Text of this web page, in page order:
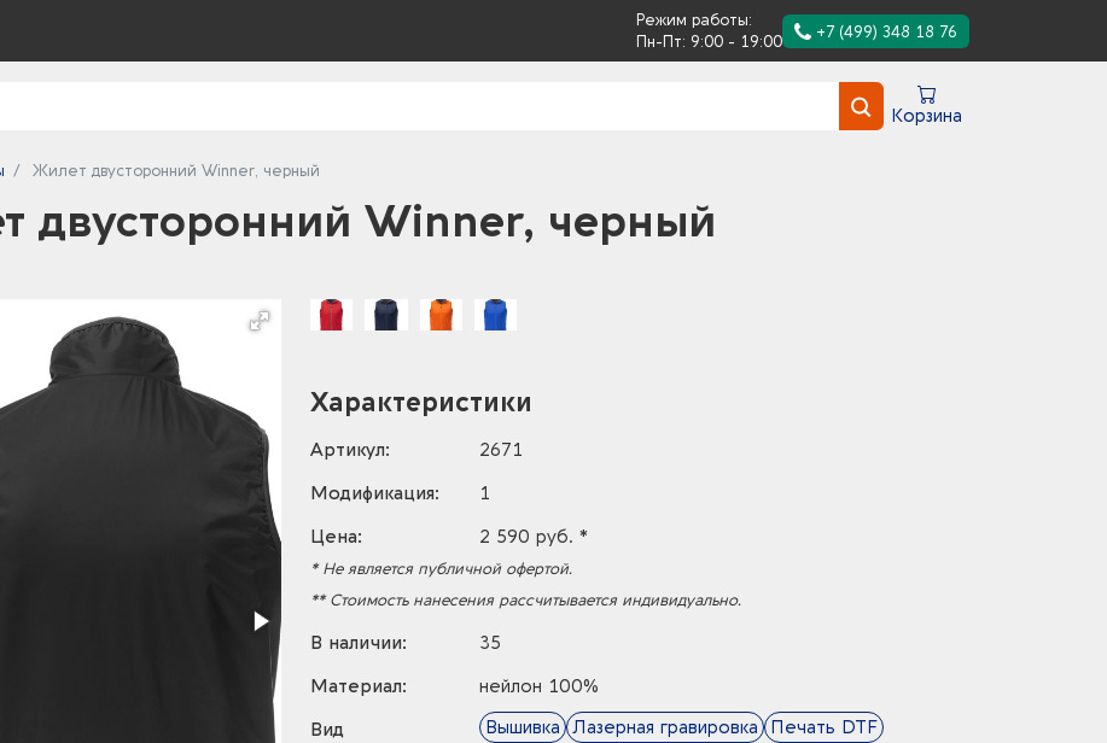
Режим работы:
Пн-Пт: 9:00 - 19:00
+7 (499) 348 18 76
Корзина
Жилет двусторонний Winner, черный
двусторонний Winner, черный
Характеристики
Артикул:
2671
Модификация:
1
Цена:
2 590 руб. *
* Не является публичной офертой.
** Стоимость нанесения рассчитывается индивидуально.
В наличии:
35
Материал:
нейлон 100%
Вид
Вышивка Лазерная гравировка
Печать DTF